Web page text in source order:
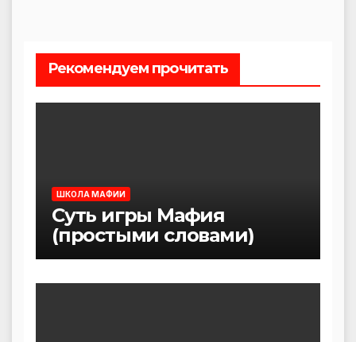
Рекомендуем прочитать
ШКОЛА МАФИИ
Суть игры Мафия
(простыми словами)